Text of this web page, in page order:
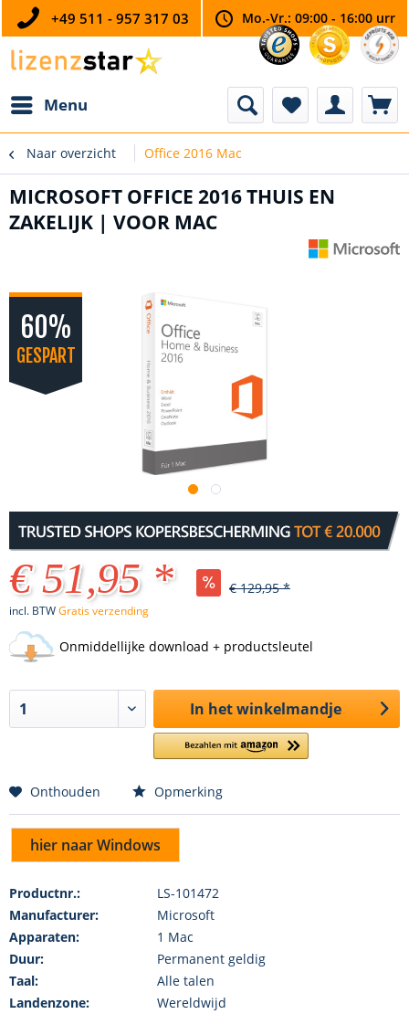
+49 511 - 957 317 03 Mo.-Vr.: 09:00 - 16:00 urr
Menu
Naar overzicht Office 2016 Mac
MICROSOFT OFFICE 2016 THUIS EN
ZAKELIJK | VOOR MAC
60%
GESPART
€ 51,95 * € 129,95 *
incl. BTWGratis verzending
Onmiddellijke download + productsleutel
In het winkelmandje
Onthouden Opmerking
hier naar Windows
Productnr.:
LS-101472
Manufacturer:
Microsoft
Apparaten:
1 Mac
Duur:
Permanent geldig
Taal:
Alle talen
Landenzone:
Wereldwijd